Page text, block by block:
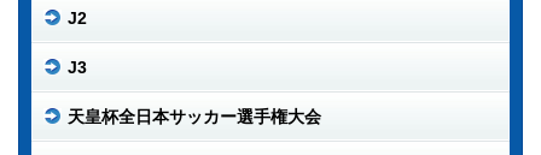
J2
J3
天皇杯全日本サッカー選手権大会